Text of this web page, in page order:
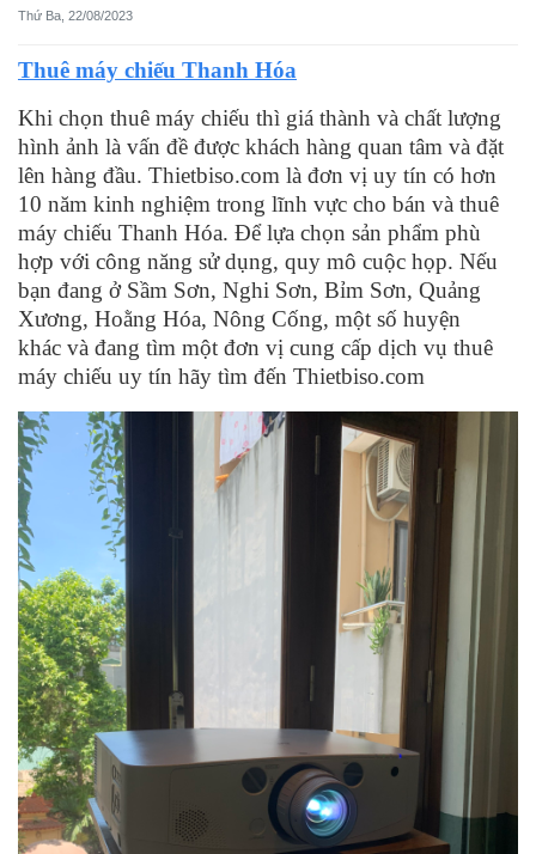
Thứ Ba, 22/08/2023
Thuê máy chiếu Thanh Hóa
Khi chọn thuê máy chiếu thì giá thành và chất lượng
hình ảnh là vấn đề được khách hàng quan tâm và đặt
lên hàng đầu. Thietbiso.com là đơn vị uy tín có hơn
10 năm kinh nghiệm trong lĩnh vực cho bán và thuê
máy chiếu Thanh Hóa. Để lựa chọn sản phẩm phù
hợp với công năng sử dụng, quy mô cuộc họp. Nếu
bạn đang ở Sầm Sơn, Nghi Sơn, Bỉm Sơn, Quảng
Xương, Hoằng Hóa, Nông Cống, một số huyện
khác và đang tìm một đơn vị cung cấp dịch vụ thuê
máy chiếu uy tín hãy tìm đến Thietbiso.com